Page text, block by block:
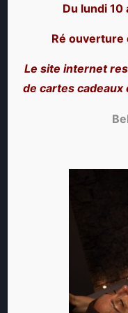
Les
MILLE ET
Du lundi
Ré ouverture
Le site internet
de cartes